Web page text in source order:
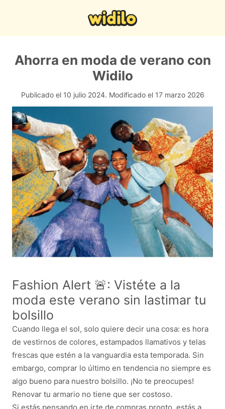
Ahorra en moda de verano con
Widilo
Publicado el 10 julio 2024. Modificado el 17 marzo 2026
Fashion Alert 🚨: Vistéte a la
moda este verano sin lastimar tu
bolsillo
Cuando llega el sol, solo quiere decir una cosa: es hora
de vestirnos de colores, estampados llamativos y telas
frescas que estén a la vanguardia esta temporada. Sin
embargo, comprar lo último en tendencia no siempre es
algo bueno para nuestro bolsillo. ¡No te preocupes!
Renovar tu armario no tiene que ser costoso.